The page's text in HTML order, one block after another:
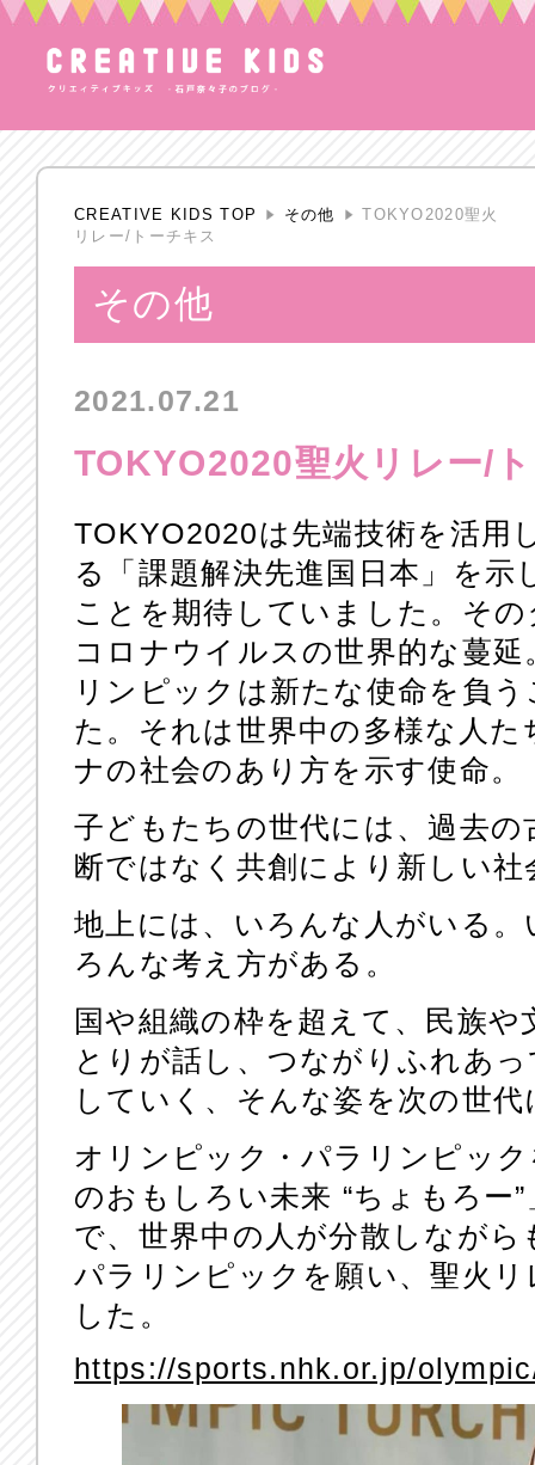
CREATIVE KIDS TOP その他
TOKYO2020聖火
リレー/トーチキス
その他
2021.07.21
TOKYO2020聖火リレー/
TOKYO2020は先端技術を活用
る「課題解決先進国日本」を
ことを期待していました。そ
コロナウイルスの世界的な蔓
リンピックは新たな使命を負
た。それは世界中の多様な人
ナの社会のあり方を示す使命。
子どもたちの世代には、過去
断ではなく共創により新しい
地上には、いろんな人がいる
ろんな考え方がある。
国や組織の枠を超えて、民族
とりが話し、つながりふれあ
していく、そんな姿を次の世
オリンピック・パラリンピッ
のおもしろい未来 “ちょもろー
で、世界中の人が分散しなが
パラリンピックを願い、聖火
した。
https://sports.nhk.or.jp/